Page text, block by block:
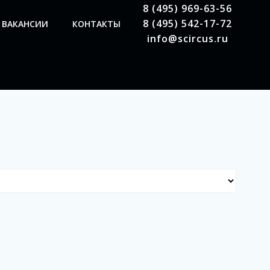
ВАКАНСИИ КОНТАКТЫ
8 (495) 969-63-56
8 (495) 542-17-72
info@scircus.ru